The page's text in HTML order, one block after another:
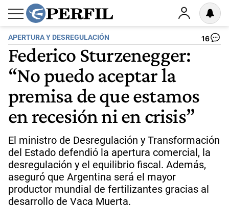
APERTURA Y DESREGULACIÓN 16
Federico Sturzenegger:
“No puedo aceptar la
premisa de que estamos
en recesión ni en crisis”
El ministro de Desregulación y Transformación
del Estado defendió la apertura comercial, la
desregulación y el equilibrio fiscal. Además,
aseguró que Argentina será el mayor
productor mundial de fertilizantes gracias al
desarrollo de Vaca Muerta.